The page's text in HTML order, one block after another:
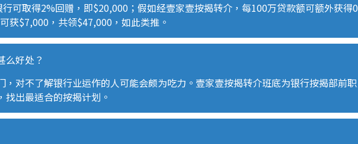
可取得2%回赠，即$20,000 ；假如经壹家壹按揭转介，每100万贷款额可额外获得
获$7,000 ，共领$47,000 ，如此类推。
么好处？
，对不了解银行业运作的人可能会颇为吃力。壹家壹按揭转介班底为银行按揭部前
出最适合的按揭计划。